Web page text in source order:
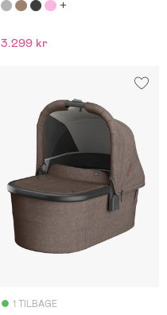
3.299 kr
1 TILBAGE